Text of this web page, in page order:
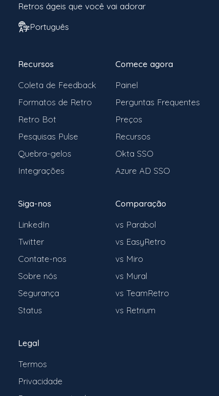
Retros ágeis que você vai adorar
Português
Recursos
Coleta de Feedback
Formatos de Retro
Retro Bot
Pesquisas Pulse
Quebra-gelos
Integrações
Comece agora
Painel
Perguntas Frequentes
Preços
Recursos
Okta SSO
Azure AD SSO
Siga-nos
LinkedIn
Twitter
Contate-nos
Sobre nós
Segurança
Status
Comparação
vs Parabol
vs EasyRetro
vs Miro
vs Mural
vs TeamRetro
vs Retrium
Legal
Termos
Privacidade